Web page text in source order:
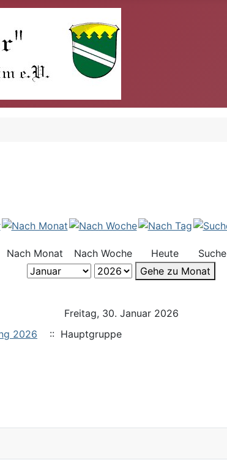
Nach Monat Nach Woche Heute Suche
Gehe zu Monat
Freitag, 30. Januar 2026
2026 :: Hauptgruppe